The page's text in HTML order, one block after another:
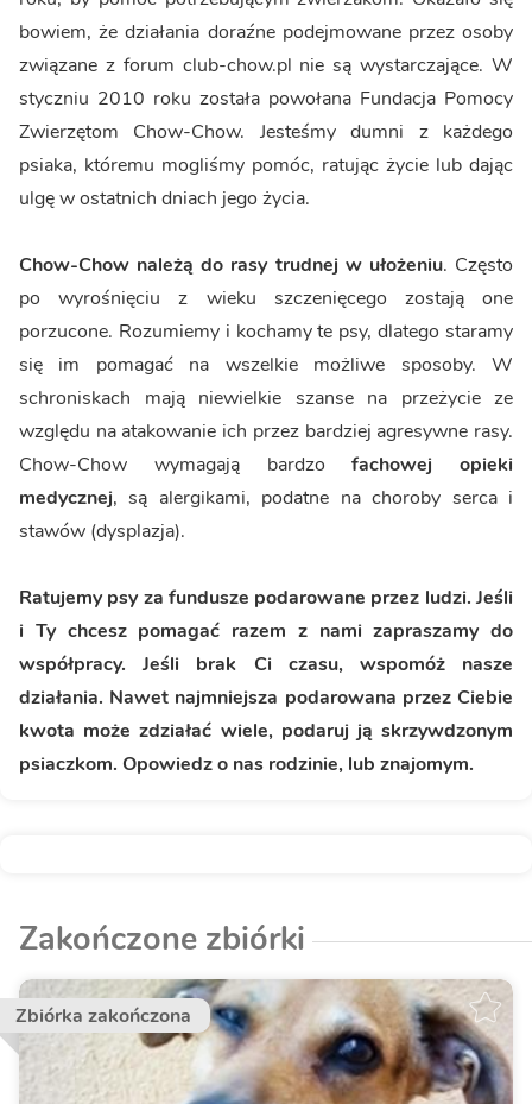
bowiem, że działania doraźne podejmowane przez osoby
związane z forum club-chow.pl nie są wystarczające. W
styczniu 2010 roku została powołana Fundacja Pomocy
Zwierzętom Chow-Chow. Jesteśmy dumni z każdego
psiaka, któremu mogliśmy pomóc, ratując życie lub dając
ulgę w ostatnich dniach jego życia.
Chow-Chow należą do rasy trudnej w ułożeniu. Często
po wyrośnięciu z wieku szczenięcego zostają one
porzucone. Rozumiemy i kochamy te psy, dlatego staramy
się im pomagać na wszelkie możliwe sposoby. W
schroniskach mają niewielkie szanse na przeżycie ze
względu na atakowanie ich przez bardziej agresywne rasy.
Chow-Chow wymagają bardzofachowej opieki
medycznej, są alergikami, podatne na choroby serca i
stawów (dysplazja).
Ratujemy psy za fundusze podarowane przez ludzi. Jeśli
i Ty chcesz pomagać razem z nami zapraszamy do
współpracy. Jeśli brak Ci czasu, wspomóż nasze
działania. Nawet najmniejsza podarowana przez Ciebie
kwota może zdziałać wiele, podaruj ją skrzywdzonym
psiaczkom. Opowiedz o nas rodzinie, lub znajomym.
Zakończone zbiórki
Zbiórka zakończona